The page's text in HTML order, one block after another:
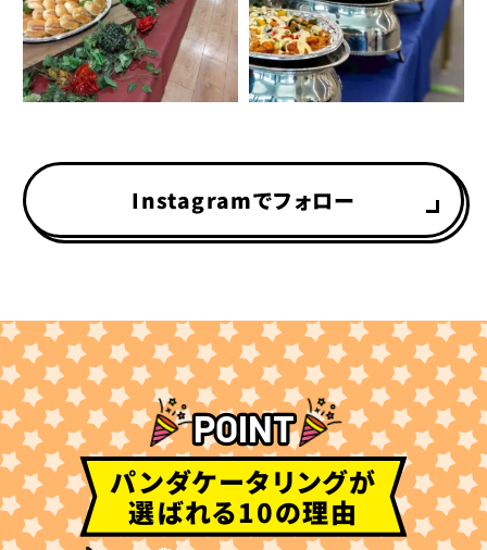
Instagramでフォロー
POINT
パンダケータリングが
選ばれる10の理由